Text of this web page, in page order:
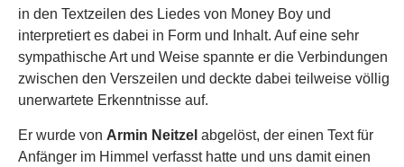
in den Textzeilen des Liedes von Money Boy und
interpretiert es dabei in Form und Inhalt. Auf eine sehr
sympathische Art und Weise spannte er die Verbindungen
zwischen den Verszeilen und deckte dabei teilweise völlig
unerwartete Erkenntnisse auf.
Er wurde von Armin Neitzel abgelöst, der einen Text für
Anfänger im Himmel verfasst hatte und uns damit einen